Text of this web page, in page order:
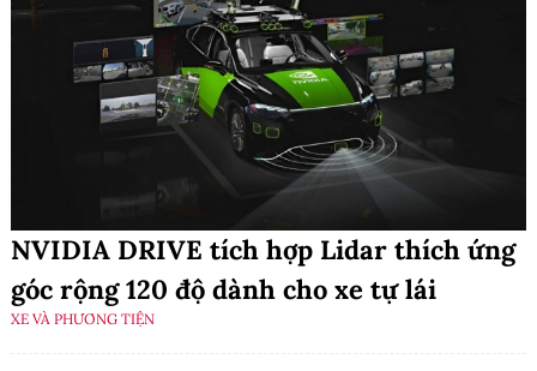
NVIDIA DRIVE tích hợp Lidar thích ứng
góc rộng 120 độ dành cho xe tự lái
XE VÀ PHƯƠNG TIỆN